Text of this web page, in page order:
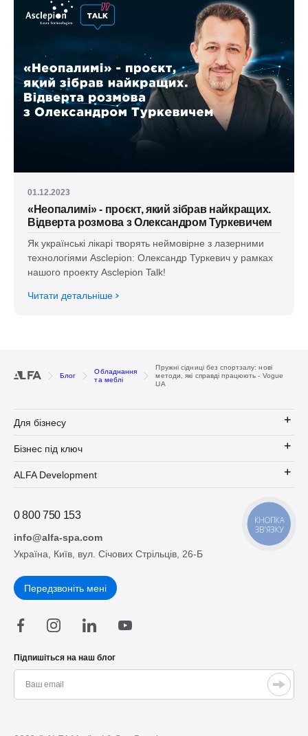
01.12.2023
«Неопалимі» - проєкт, який зібрав найкращих.
Відверта розмова з Олександром Туркевичем
Як українські лікарі творять неймовірне з лазерними
технологіями Asclepion: Олександр Туркевич у рамках
нашого проекту Asclepion Talk!
Читати детальніше
Блог
Обладнання
та меблі
Пружні сідниці без спортзалу: нові
методи, які справді працюють - Vogue
UA
Для бізнесу
Бізнес під ключ
ALFA Development
0 800 750 153
info@alfa-spa.com
Україна, Київ, вул. Січових Стрільців, 26-Б
Передзвоніть мені
Підпишіться на наш блог
КНОПКА
ЗВ'ЯЗКУ